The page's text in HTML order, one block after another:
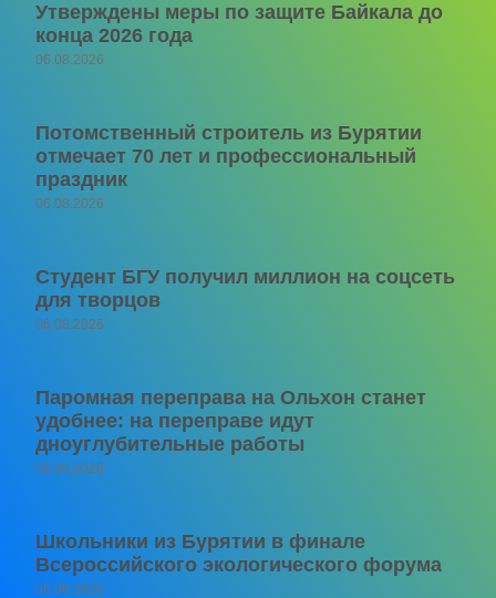
Утверждены меры по защите Байкала до
конца 2026 года
06.08.2026
Потомственный строитель из Бурятии
отмечает 70 лет и профессиональный
праздник
06.08.2026
Студент БГУ получил миллион на соцсеть
для творцов
06.08.2026
Паромная переправа на Ольхон станет
удобнее: на переправе идут
дноуглубительные работы
06.08.2026
Школьники из Бурятии в финале
Всероссийского экологического форума
06.08.2026